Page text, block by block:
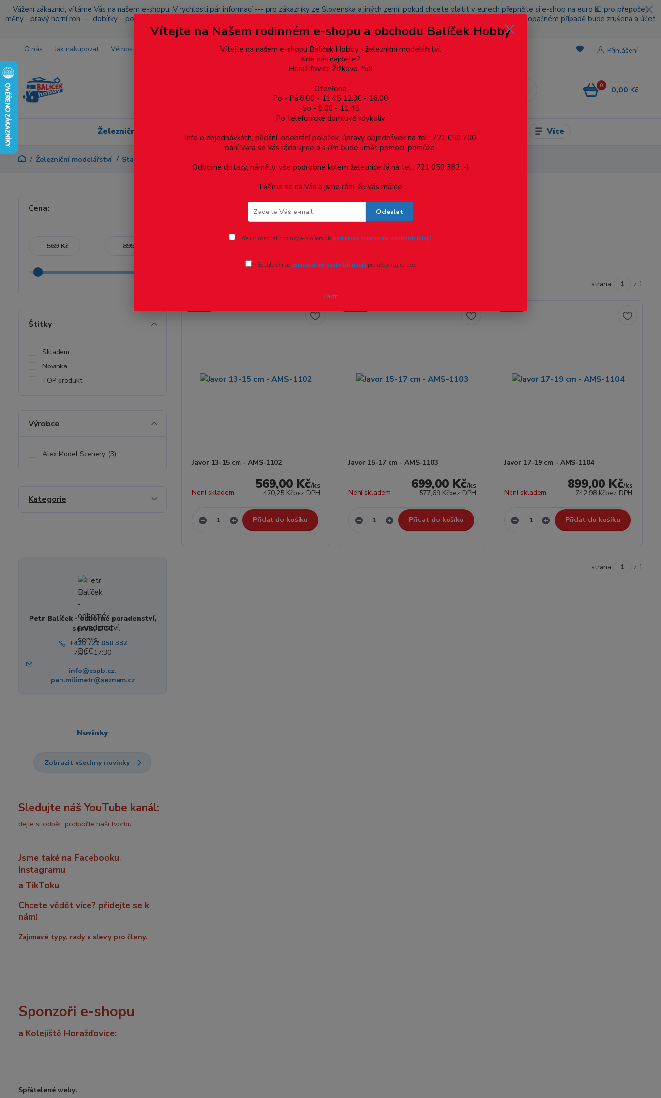
Vážení zákazníci, vítáme Vás na našem e-shopu. V rychlosti pár informací --- pro zákazníky ze Slovenska a jiných zemí, pokud chcete platit v eurech přepněte si e-shop na euro 💶 pro přepočet
měny - pravý horní roh --- dobírky – pokud si z nějakého důvodu zásilku nevyzvednete, bude po domluvě zaslána znovu s opětovnou platbou za poštovné, v opačném případě bude zrušena a účet
přidán na blacklist a rušeny následující objednávky.
O nás Jak nakupovat Věrnostní program Doprava a platba Více Přihlášení
0 0,00 Kč
Železniční modelářství Dárkové poukazy, upomínkové předměty Více
Železniční modelářství Stavba kolejiště / Krajina
Nejlevnější Nejdražší
strana z 1
Javor 13-15 cm - AMS-1102
569,00 Kč/ks
470,25 Kčbez DPH
Není skladem
Přidat do košíku
Javor 15-17 cm - AMS-1103
699,00 Kč/ks
577,69 Kčbez DPH
Není skladem
Přidat do košíku
Javor 17-19 cm - AMS-1104
899,00 Kč/ks
742,98 Kčbez DPH
Není skladem
Přidat do košíku
strana z 1
Cena:
Kč
Štítky
Skladem
Novinka
TOP produkt
Výrobce
Alex Model Scenery (3)
Kategorie
Petr Balíček - odborné poradenství,
servis, DCC
+420 721 050 382
7:00 - 17:30
info@espb.cz,
pan.milimetr@seznam.cz
Novinky
Zobrazit všechny novinky
Sledujte náš YouTube kanál:
dejte si odběr, podpořte naši tvorbu.
Jsme také na Facebooku,
Instagramu
a TikToku
Chcete vědět více? přidejte se k
nám!
Zajímavé typy, rady a slevy pro členy.
Sponzoři e-shopu
a Kolejiště Horažďovice:
Spřátelené weby:
Vítejte na Našem rodinném e-shopu a obchodu Balíček Hobby
Vítejte na našem e-shopu Balíček Hobby - železniční modelářství.
Kde nás najdete?
Horažďovice Žižkova 758
Otevřeno
Po - Pá 8:00 - 11:45 12:30 - 16:00
So - 8:00 - 11:45
Po telefonické domluvě kdykoliv
Info o objednávkách, přidání, odebrání položek, úpravy objednávek na tel.: 721 050 700
paní Věra se Vás ráda ujme a s čím bude umět pomoci, pomůže.
Odborné dotazy, náměty, vše podrobné kolem železnice Já na tel.: 721 050 382 :-)
Těšíme se na Vás a jsme rádi, že Vás máme.
Odeslat
Přeji si odebírat novinky e-mailem dle podmínek zpracování osobních údajů.
Souhlasím se zpracováním osobních údajůpro účely registrace.
Zavřít